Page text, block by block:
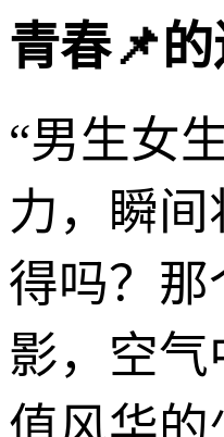
青春📌
“男生女
力，瞬
得吗？
影，空